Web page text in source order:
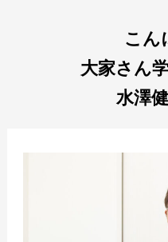
こん
大家さん
水澤